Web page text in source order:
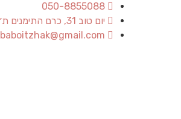
050-8855088
יום טוב 31, כרם התימנים ת״א
baboitzhak@gmail.com